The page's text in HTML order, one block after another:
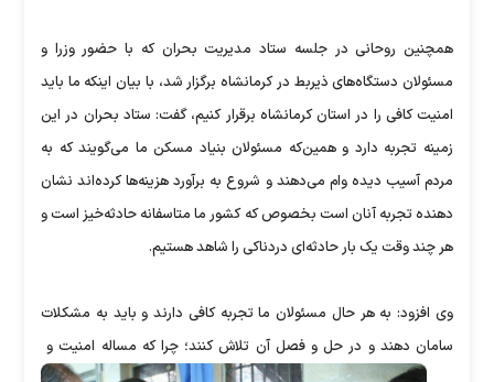
همچنین روحانی در جلسه ستاد مدیریت بحران که با حضور وزرا و
مسئولان دستگاه‌های ذیربط در کرمانشاه برگزار شد، با بیان اینکه ما باید
امنیت کافی را در استان کرمانشاه برقرار کنیم، گفت: ستاد بحران در این
زمینه تجربه دارد و همین‌که مسئولان بنیاد مسکن ما می‌گویند که به
مردم آسیب‌ دیده وام می‌دهند و شروع به برآورد هزینه‌ها کرده‌اند نشان
دهنده تجربه آنان است بخصوص که کشور ما متاسفانه حادثه‌خیز است و
هر چند وقت یک بار حادثه‌ای دردناکی را شاهد هستیم.
وی افزود: به هر حال مسئولان ما تجربه کافی دارند و باید به مشکلات
سامان دهند و در حل و فصل آن تلاش کنند؛ چرا که مساله امنیت و